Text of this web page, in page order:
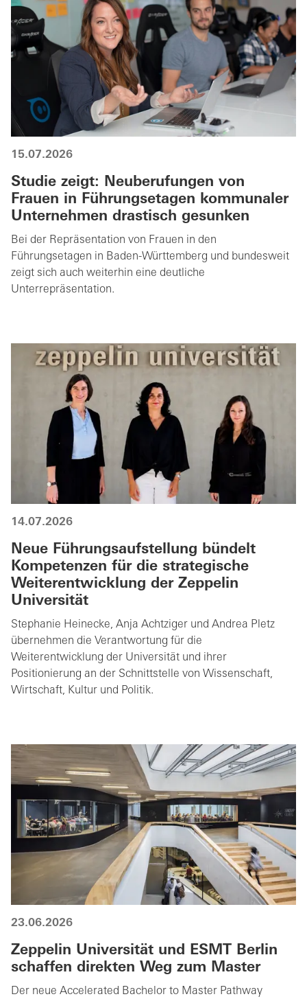
15.07.2026
Studie zeigt: Neuberufungen von
Frauen in Führungsetagen kommunaler
Unternehmen drastisch gesunken
Bei der Repräsentation von Frauen in den
Führungsetagen in Baden-Württemberg und bundesweit
zeigt sich auch weiterhin eine deutliche
Unterrepräsentation.
14.07.2026
Neue Führungsaufstellung bündelt
Kompetenzen für die strategische
Weiterentwicklung der Zeppelin
Universität
Stephanie Heinecke, Anja Achtziger und Andrea Pletz
übernehmen die Verantwortung für die
Weiterentwicklung der Universität und ihrer
Positionierung an der Schnittstelle von Wissenschaft,
Wirtschaft, Kultur und Politik.
23.06.2026
Zeppelin Universität und ESMT Berlin
schaffen direkten Weg zum Master
Der neue Accelerated Bachelor to Master Pathway